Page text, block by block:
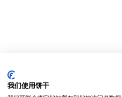
我们使用饼干